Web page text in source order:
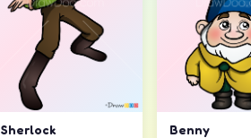
Sherlock Benny